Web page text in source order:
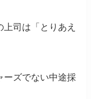
司は「とりあえ
ーズでない中途採